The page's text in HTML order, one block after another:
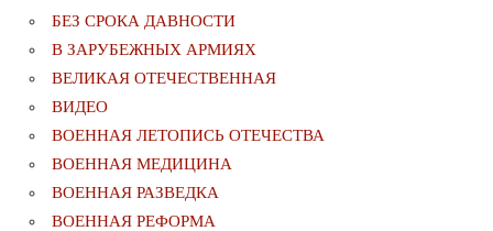
БЕЗ СРОКА ДАВНОСТИ
В ЗАРУБЕЖНЫХ АРМИЯХ
ВЕЛИКАЯ ОТЕЧЕСТВЕННАЯ
ВИДЕО
ВОЕННАЯ ЛЕТОПИСЬ ОТЕЧЕСТВА
ВОЕННАЯ МЕДИЦИНА
ВОЕННАЯ РАЗВЕДКА
ВОЕННАЯ РЕФОРМА